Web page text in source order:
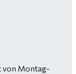
von Montag-